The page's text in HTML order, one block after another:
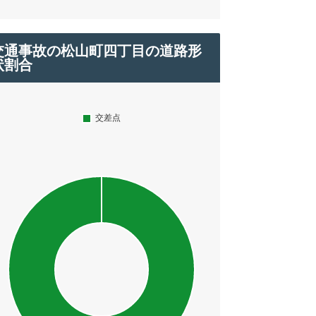
通事故の松山町四丁目の道路形
割合